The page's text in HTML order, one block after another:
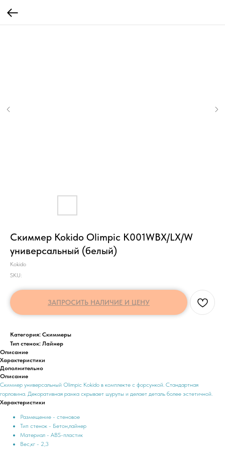
Скиммер Kokido Olimpic K001WBX/LX/W
универсальный (белый)
Kokido
SKU:
ЗАПРОСИТЬ НАЛИЧИЕ И ЦЕНУ
Категория: Скиммеры
Тип стенок: Лайнер
Описание
Характеристики
Дополнительно
Описание
Скиммер универсальный Olimpiс Kokido в комплекте с форсункой. Стандартная
горловина. Декоративная рамка скрывает шурупы и делает деталь более эстетичной.
Характеристики
Размещение - стеновое
Тип стенок - Бетон,лайнер
Материал - ABS-пластик
Вес,кг - 2,3